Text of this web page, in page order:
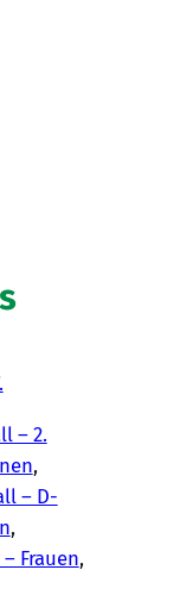
– 2.
,
– D-
,
Frauen ,